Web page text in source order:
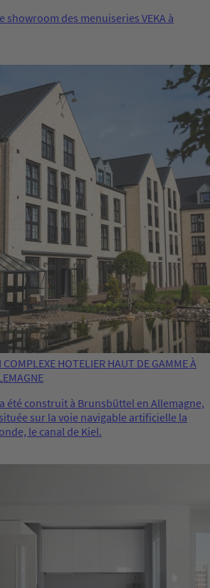
showroom des menuiseries VEKA à
HOTELIER HAUT DE GAMME À
été construit à Brunsbüttel en Allemagne,
sur la voie navigable artificielle la
le canal de Kiel.